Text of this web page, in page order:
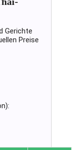
Gerichte
Preise